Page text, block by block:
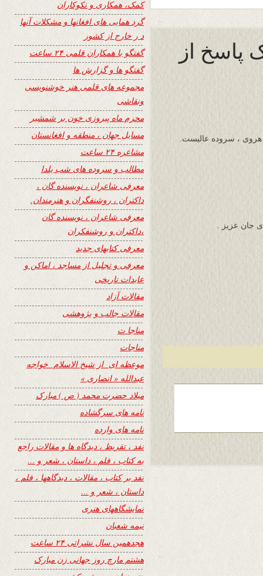
پاسخ از
هروی ، سروده عالیست.
جان عزیز .
کمک، همکاری و نکوکاران
گرد همایی های افغانها و مشکلات آنها
د ر خارج از کشور
گفتگو با همکاران قلمی ۲۴ ساعت
گفتگو ها و گزارش ها
مجموعه های قلمی هنر خوشنویسی
ونقاشی
محرم ماه پیروزی خون بر شمشیر
مسایل جهان ، منطقه و افغانستان
مشاعره ۲۴ ساعت
مطالب و سروده های شب یلدا
معرفی شاعران ، نویسنده گان ،
داکتران ، روشنفگران و هنرمندان.
معرفی شاعران ، نویسنده گان
،داکتران و روشنفکران
معرفی کتابهای جدید
معرفی و تجلیل از مساجد ، اماکن و
عابدات تاریخی
مقالات آزاد
مقالات جالب و پژوهشی
مناجا ت
مناجات
موعظه ای از شیخ الاسلام خواجه
عبدالله « انصاری »
میلاد حضرت محمد ( ص ) مبارک
نامه های سرگشاده
نامه های وارده
نفد ، تقریظ ، دیدگاه ها و مقالات راجع
به کتاب ، فلم ، داستان ، شعر و …
نفد بر کتاب ، مقالات ، دیدگاهها ، فلم ،
داستان ، شعر و …
نمایشگاههای هنری
نیمه شعبان
هجدهمین سال نشراتی ۲۴ ساعت
هشتم مارچ روز جهانی زن مبارک